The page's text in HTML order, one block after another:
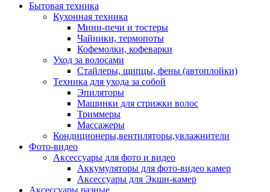
Бытовая техника
Кухонная техника
Мини-печи и тостеры
Чайники, термопоты
Кофемолки, кофеварки
Уход за волосами
Стайлеры, щипцы, фены (автоплойки)
Техника для ухода за собой
Эпиляторы
Машинки для стрижки волос
Триммеры
Массажеры
Кондиционеры,вентиляторы,увлажнители
Фото-видео
Аксессуары для фото и видео
Аккумуляторы для фото-видео камер
Аксессуары для Экшн-камер